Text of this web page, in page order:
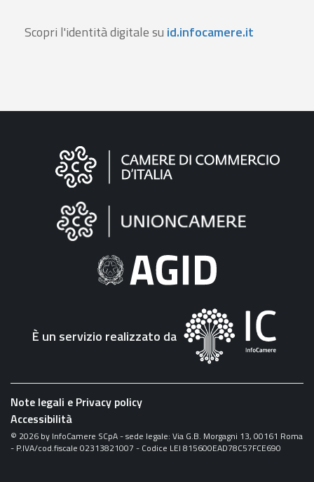
Scopri l'identità digitale su id.infocamere.it
Informazioni
"Fattura
Elettronica"
È un servizio realizzato da
Note legali e Privacy policy
Accessibilità
© 2026 by InfoCamere SCpA - sede legale: Via G.B. Morgagni 13, 00161 Roma
- P.IVA/cod.fiscale 02313821007 - Codice LEI 815600EAD78C57FCE690